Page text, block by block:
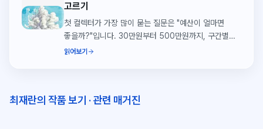
고르기
첫 컬렉터가 가장 많이 묻는 질문은 "예산이 얼마면
좋을까?"입니다. 30만원부터 500만원까지, 구간별로
어떤 작품을 만날 수 있는지 씨앗페 실제 출품작으로
읽어보기
최재란의 작품 보기 ·관련 매거진